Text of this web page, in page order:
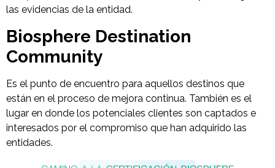
las evidencias de la entidad.
Biosphere Destination
Community
Es el punto de encuentro para aquellos destinos que
están en el proceso de mejora continua. También es el
lugar en donde los potenciales clientes son captados e
interesados por el compromiso que han adquirido las
entidades.